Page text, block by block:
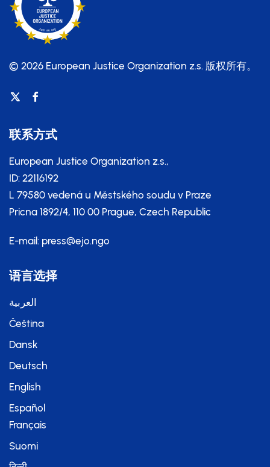
© 2026 European Justice Organization z.s. 版权所有。
联系方式
European Justice Organization z.s.,
ID: 22116192
L 79580 vedená u Městského soudu v Praze
Pricna 1892/4, 110 00 Prague, Czech Republic
E-mail: press@ejo.ngo
语言选择
العربية
Čeština
Dansk
Deutsch
English
Español
Français
Suomi